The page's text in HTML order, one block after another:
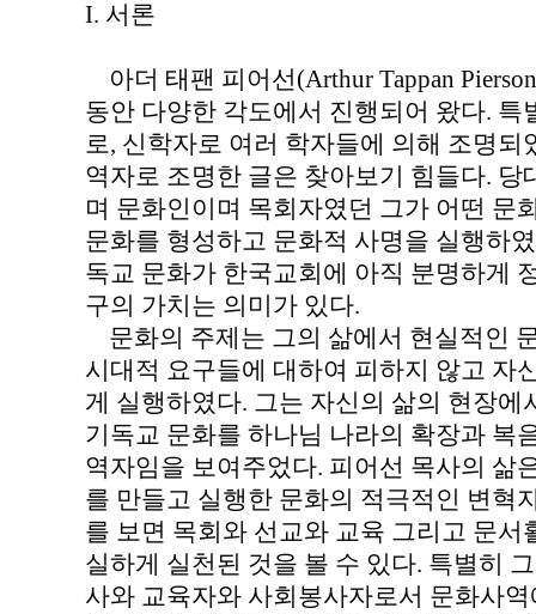
I. 서론
아더 태팬 피어선(Arthur Tappan
동안 다양한 각도에서 진행되어 왔다. 특
로, 신학자로 여러 학자들에 의해 조명
역자로 조명한 글은 찾아보기 힘들다.
며 문화인이며 목회자였던 그가 어떤 문
문화를 형성하고 문화적 사명을 실행하
독교 문화가 한국교회에 아직 분명하게
구의 가치는 의미가 있다.
문화의 주제는 그의 삶에서 현실적인
시대적 요구들에 대하여 피하지 않고 자
게 실행하였다. 그는 자신의 삶의 현장
기독교 문화를 하나님 나라의 확장과 복
역자임을 보여주었다. 피어선 목사의 삶
를 만들고 실행한 문화의 적극적인 변혁
를 보면 목회와 선교와 교육 그리고 문
실하게 실천된 것을 볼 수 있다. 특별히
사와 교육자와 사회봉사자로서 문화사